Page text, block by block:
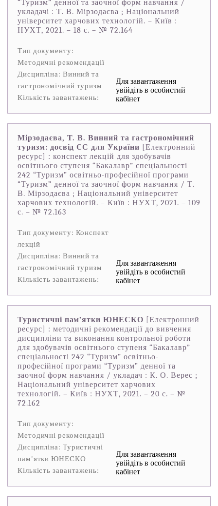
“Туризм” денної та заочної форм навчання /
укладачі : Т. В. Мірзодаєва ; Національний
університет харчових технологій. – Київ :
НУХТ, 2021. – 18 с. – № 72.164
Тип документу:
Методичні рекомендації
Дисципліна: Винний та
гастрономічний туризм
Кількість завантажень:
Для завантаження
увійдіть в особистий
кабінет
Мірзодаєва, Т. В. Винний та гастрономічний
туризм: досвід ЄС для України [Електронний
ресурс] : конспект лекцій для здобувачів
освітнього ступеня “Бакалавр” спеціальності
242 “Туризм” освітньо-професійної програми
“Туризм” денної та заочної форм навчання / Т.
В. Мірзодаєва ; Національний університет
харчових технологій. – Київ : НУХТ, 2021. – 109
с. – № 72.163
Тип документу: Конспект
лекцій
Дисципліна: Винний та
гастрономічний туризм
Кількість завантажень:
Для завантаження
увійдіть в особистий
кабінет
Туристичні пам’ятки ЮНЕСКО [Електронний
ресурс] : методичні рекомендації до вивчення
дисципліни та виконання контрольної роботи
для здобувачів освітнього ступеня “Бакалавр”
спеціальності 242 “Туризм” освітньо-
професійної програми “Туризм” денної та
заочної форм навчання / укладач : К. О. Верес ;
Національний університет харчових
технологій. – Київ : НУХТ, 2021. – 20 с. – №
72.162
Тип документу:
Методичні рекомендації
Дисципліна: Туристичні
пам'ятки ЮНЕСКО
Кількість завантажень:
Для завантаження
увійдіть в особистий
кабінет